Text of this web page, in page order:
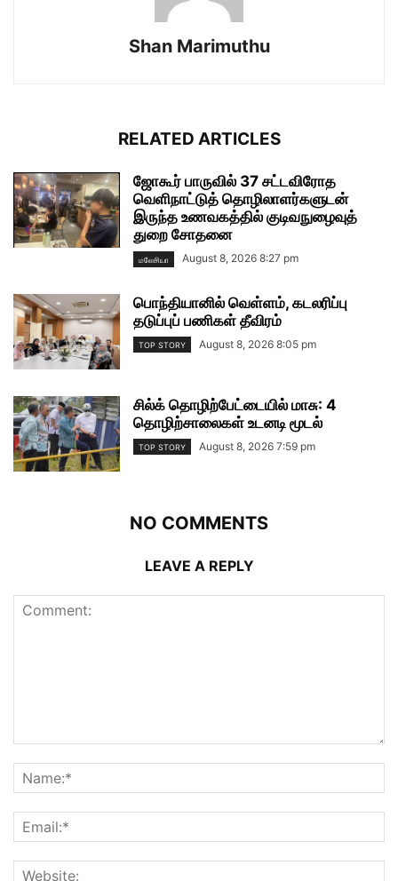
Shan Marimuthu
RELATED ARTICLES
ஜோகூர் பாருவில் 37 சட்டவிரோத
வெளிநாட்டுத் தொழிலாளர்களுடன்
இருந்த உணவகத்தில் குடிவநுழைவுத்
துறை சோதனை
மலேசியா August 8, 2026 8:27 pm
பொந்தியானில் வெள்ளம், கடலரிப்பு
தடுப்புப் பணிகள் தீவிரம்
TOP STORY August 8, 2026 8:05 pm
சில்க் தொழிற்பேட்டையில் மாசு: 4
தொழிற்சாலைகள் உடனடி மூடல்
TOP STORY August 8, 2026 7:59 pm
NO COMMENTS
LEAVE A REPLY